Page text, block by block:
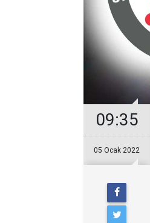
09:35
05 Ocak 2022